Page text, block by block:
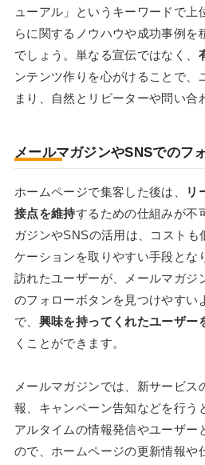
ューアル」というキーワードで上
らに関するノウハウや成功事例を
でしょう。単なる宣伝ではなく、
ンテンツ作りを心がけることで、
まり、自然とリピーターや問い合
メールマガジンやSNSでのフ
ホームページで集客した後は、
リ
接点を維持するための仕組みが不
ガジンやSNSの活用は、コストも
ケーションを取りやすい手段とな
訪れたユーザーが、メールマガジ
のフォローボタンを見つけやすい
で、 興味を持ってくれたユーザー
くことができます。
メールマガジンでは、新サービス
報、キャンペーン告知などを行う
アルタイムの情報発信やユーザー
ので、ホームページの更新情報や